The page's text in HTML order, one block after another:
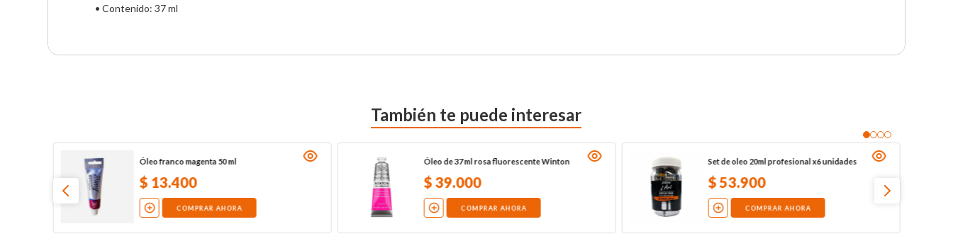
• Contenido: 37 ml
También te puede interesar
Óleo franco magenta 50 ml
$ 13.400
COMPRAR AHORA
Óleo de 37 ml rosa fluorescente Winton
$39.000
COMPRAR AHORA
Set de oleo 20ml profesional x6 unidades
$53.900
COMPRAR AHORA